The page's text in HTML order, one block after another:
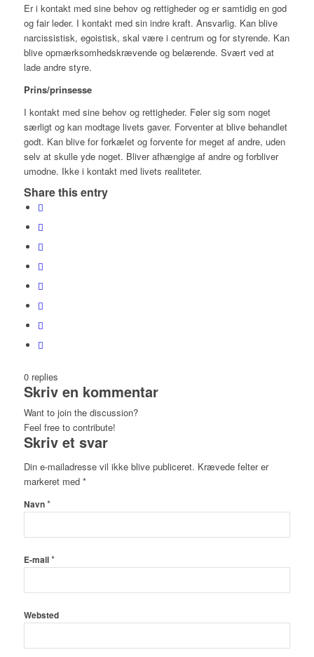
Er i kontakt med sine behov og rettigheder og er samtidig en god
og fair leder. I kontakt med sin indre kraft. Ansvarlig. Kan blive
narcissistisk, egoistisk, skal være i centrum og for styrende. Kan
blive opmærksomhedskrævende og belærende. Svært ved at
lade andre styre.
Prins/prinsesse
I kontakt med sine behov og rettigheder. Føler sig som noget
særligt og kan modtage livets gaver. Forventer at blive behandlet
godt. Kan blive for forkælet og forvente for meget af andre, uden
selv at skulle yde noget. Bliver afhængige af andre og forbliver
umodne. Ikke i kontakt med livets realiteter.
Share this entry
0 replies
Skriv en kommentar
Want to join the discussion?
Feel free to contribute!
Skriv et svar
Din e-mailadresse vil ikke blive publiceret. Krævede felter er
markeret med *
Navn*
E-mail*
Websted